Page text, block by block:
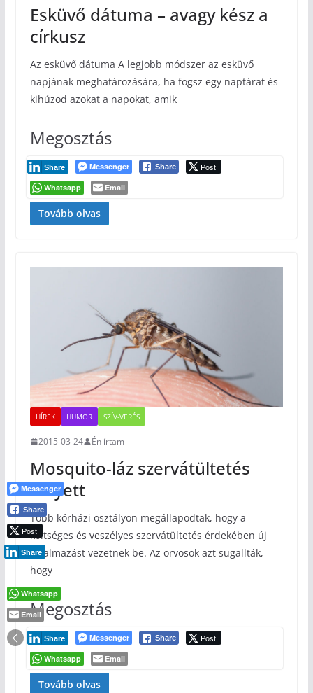
Esküvő dátuma – avagy kész a
církusz
Az esküvő dátuma A legjobb módszer az esküvő
napjának meghatározására, ha fogsz egy naptárat és
kihúzod azokat a napokat, amik
Megosztás
Messenger Share Post
Share
Whatsapp Email
Tovább olvas
HÍREK HUMOR SZÍV-VERÉS
2015-03-24 Én írtam
Mosquito-láz szervátültetés
helyett
Több kórházi osztályon megállapodtak, hogy a
költséges és veszélyes szervátültetés érdekében új
alkalmazást vezetnek be. Az orvosok azt sugallták,
hogy
Megosztás
Messenger Share Post
Share
Whatsapp Email
Tovább olvas
Messenger
Share
Post
Share
Whatsapp
Email